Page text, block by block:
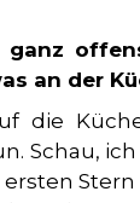
an der
die
Schau,